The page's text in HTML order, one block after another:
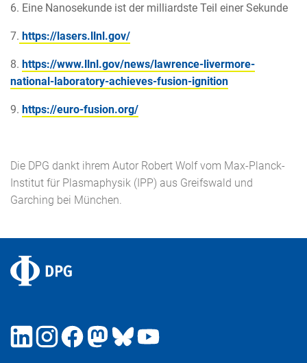
6. Eine Nanosekunde ist der milliardste Teil einer Sekunde
7. https://lasers.llnl.gov/
8. https://www.llnl.gov/news/lawrence-livermore-
national-laboratory-achieves-fusion-ignition
9. https://euro-fusion.org/
Die DPG dankt ihrem Autor Robert Wolf vom Max-Planck-
Institut für Plasmaphysik (IPP) aus Greifswald und
Garching bei München.